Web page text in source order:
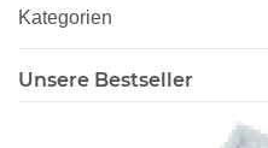
Kategorien
Unsere Bestseller